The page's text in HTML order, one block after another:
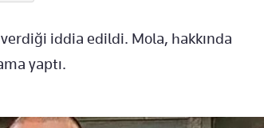
iddia edildi. Mola, hakkında
yaptı.